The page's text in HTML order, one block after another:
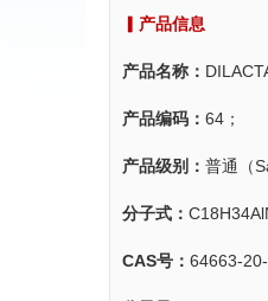
▎产品信息
产品名称：
产品编码： 64；
产品级别： 普通（
分子式：
CAS号： 64663-20-